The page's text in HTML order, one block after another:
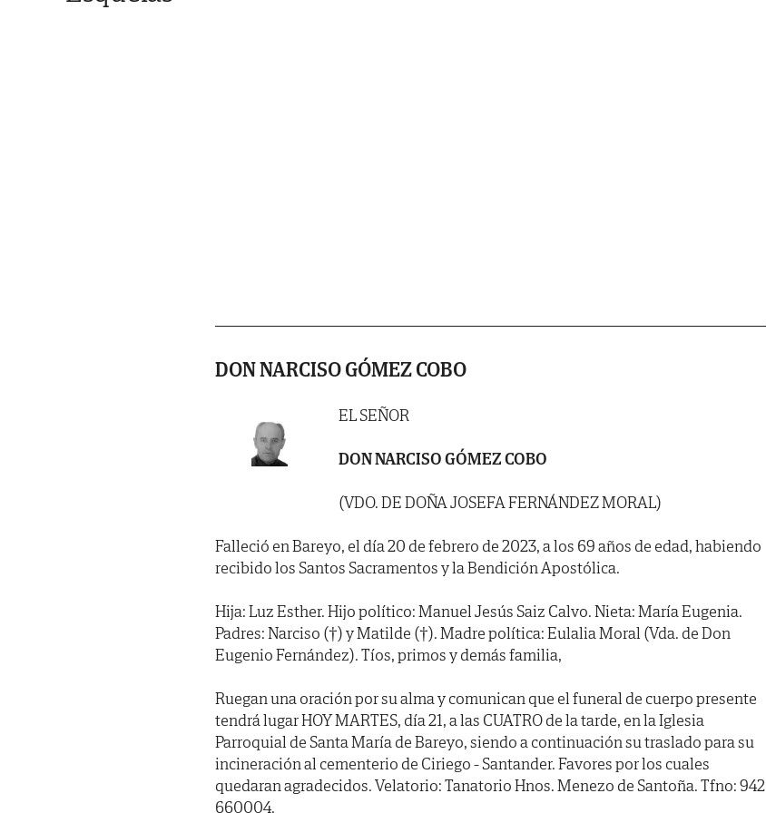
DON NARCISO GÓMEZ COBO
EL SEÑOR
DON NARCISO GÓMEZ COBO
(VDO. DE DOÑA JOSEFA FERNÁNDEZ MORAL)
Falleció en Bareyo, el día 20 de febrero de 2023, a los 69 años de edad, habiendo
recibido los Santos Sacramentos y la Bendición Apostólica.
Hija: Luz Esther. Hijo político: Manuel Jesús Saiz Calvo. Nieta: María Eugenia.
Padres: Narciso (†) y Matilde (†). Madre política: Eulalia Moral (Vda. de Don
Eugenio Fernández). Tíos, primos y demás familia,
Ruegan una oración por su alma y comunican que el funeral de cuerpo presente
tendrá lugar HOY MARTES, día 21, a las CUATRO de la tarde, en la Iglesia
Parroquial de Santa María de Bareyo, siendo a continuación su traslado para su
incineración al cementerio de Ciriego - Santander. Favores por los cuales
quedaran agradecidos. Velatorio: Tanatorio Hnos. Menezo de Santoña. Tfno: 942
660004.